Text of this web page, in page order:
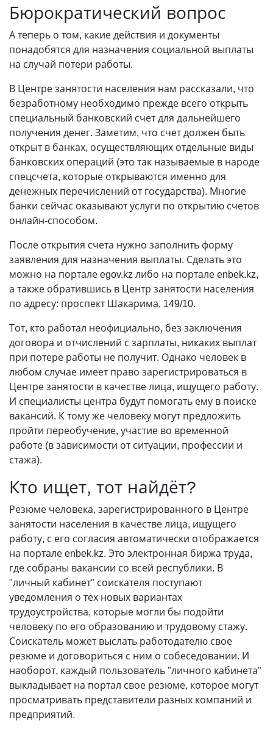
Бюрократический вопрос
А теперь о том, какие действия и документы
понадобятся для назначения социальной выплаты
на случай потери работы.
В Центре занятости населения нам рассказали, что
безработному необходимо прежде всего открыть
специальный банковский счет для дальнейшего
получения денег. Заметим, что счет должен быть
открыт в банках, осуществляющих отдельные виды
банковских операций (это так называемые в народе
спецсчета, которые открываются именно для
денежных перечислений от государства). Многие
банки сейчас оказывают услуги по открытию счетов
онлайн-способом.
После открытия счета нужно заполнить форму
заявления для назначения выплаты. Сделать это
можно на портале egov.kz либо на портале enbek.kz,
а также обратившись в Центр занятости населения
по адресу: проспект Шакарима, 149/10.
Тот, кто работал неофициально, без заключения
договора и отчислений с зарплаты, никаких выплат
при потере работы не получит. Однако человек в
любом случае имеет право зарегистрироваться в
Центре занятости в качестве лица, ищущего работу.
И специалисты центра будут помогать ему в поиске
вакансий. К тому же человеку могут предложить
пройти переобучение, участие во временной
работе (в зависимости от ситуации, профессии и
стажа).
Кто ищет, тот найдёт?
Резюме человека, зарегистрированного в Центре
занятости населения в качестве лица, ищущего
работу, с его согласия автоматически отображается
на портале enbek.kz. Это электронная биржа труда,
где собраны вакансии со всей республики. В
"личный кабинет" соискателя поступают
уведомления о тех новых вариантах
трудоустройства, которые могли бы подойти
человеку по его образованию и трудовому стажу.
Соискатель может выслать работодателю свое
резюме и договориться с ним о собеседовании. И
наоборот, каждый пользователь "личного кабинета"
выкладывает на портал свое резюме, которое могут
просматривать представители разных компаний и
предприятий.